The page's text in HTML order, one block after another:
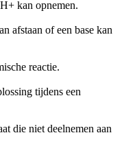
kan opnemen.
afstaan of een base kan
reactie.
tijdens een
die niet deelnemen aan